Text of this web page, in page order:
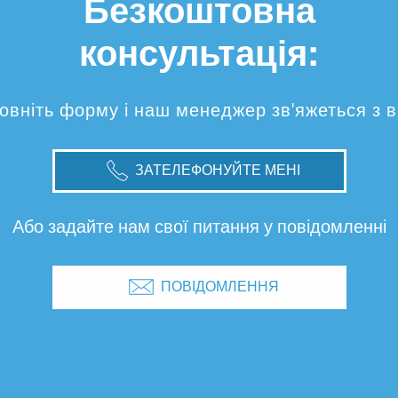
консультація:
форму і наш менеджер зв'яжеться з
ЗАТЕЛЕФОНУЙТЕ МЕНІ
Або задайте нам свої питання у повідомленні
ПОВІДОМЛЕННЯ